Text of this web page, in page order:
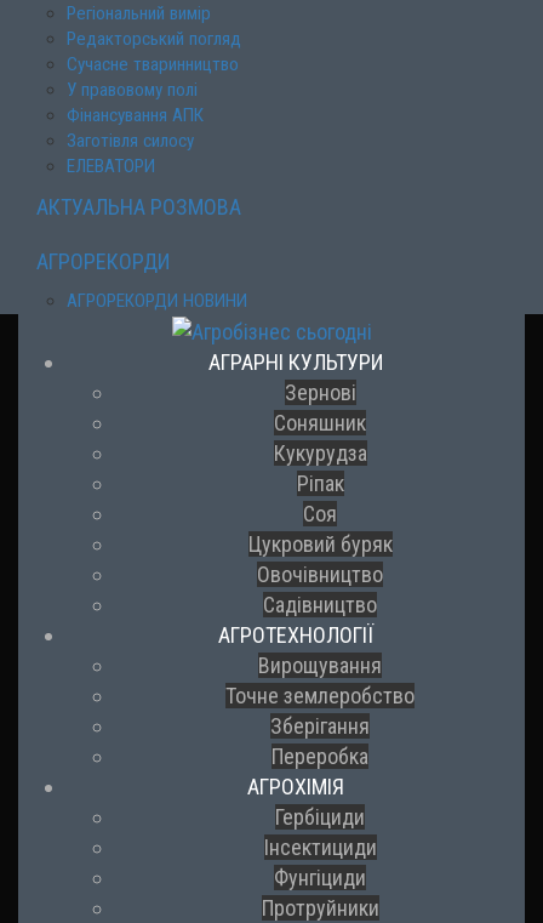
Регіональний вимір
Редакторський погляд
Сучасне тваринництво
У правовому полі
Фінансування АПК
Заготівля силосу
ЕЛЕВАТОРИ
АКТУАЛЬНА РОЗМОВА
АГРОРЕКОРДИ
АГРОРЕКОРДИ НОВИНИ
АГРАРНІ КУЛЬТУРИ
Зернові
Соняшник
Кукурудза
Ріпак
Соя
Цукровий буряк
Овочівництво
Садівництво
АГРОТЕХНОЛОГІЇ
Вирощування
Точне землеробство
Зберігання
Переробка
АГРОХІМІЯ
Гербіциди
Інсектициди
Фунгіциди
Протруйники